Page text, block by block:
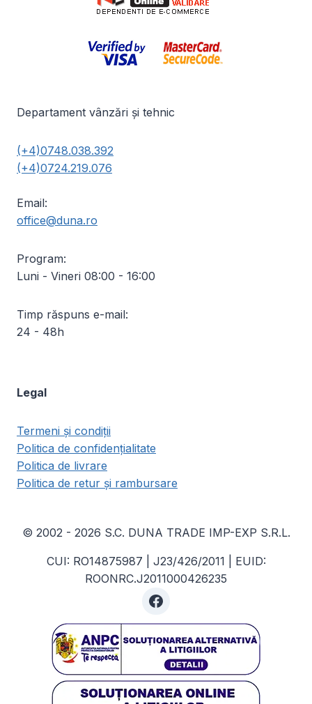
Departament vânzări și tehnic
(+4)0748.038.392
(+4)0724.219.076
Email:
office@duna.ro
Program:
Luni - Vineri 08:00 - 16:00
Timp răspuns e-mail:
24 - 48h
Legal
Termeni și condiții
Politica de confidențialitate
Politica de livrare
Politica de retur și rambursare
© 2002 - 2026 S.C. DUNA TRADE IMP-EXP S.R.L.
CUI: RO14875987 | J23/426/2011 | EUID:
ROONRC.J2011000426235